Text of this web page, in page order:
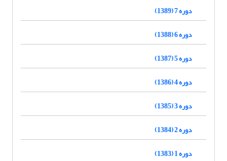
دوره 7 (1389)
دوره 6 (1388)
دوره 5 (1387)
دوره 4 (1386)
دوره 3 (1385)
دوره 2 (1384)
دوره 1 (1383)